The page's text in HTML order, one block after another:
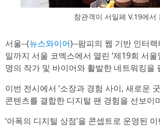
참관객이 서일페 V.19에
서울--(뉴스와이어)--팜피의 웹 기반 인터
일까지 서울 코엑스에서 열린 ‘제19회 서
명의 작가 및 바이어와 활발한 네트워킹
이번 전시에서 ‘소장과 경험 사이, 새로운
콘텐츠를 결합한 디지털 팬 경험을 선보
‘아폭의 디지털 상점’을 콘셉트로 운영된